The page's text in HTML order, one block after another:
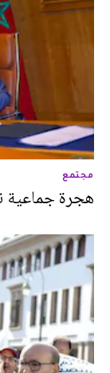
مجتمع
هجرة جماعية